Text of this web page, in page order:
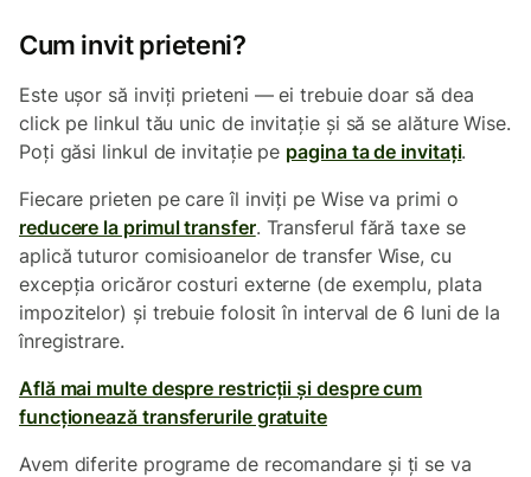
Cum invit prieteni?
Este ușor să inviți prieteni — ei trebuie doar să dea
click pe linkul tău unic de invitație și să se alăture Wise.
Poți găsi linkul de invitație pe pagina ta de invitați.
Fiecare prieten pe care îl inviți pe Wise va primi o
reducere la primul transfer. Transferul fără taxe se
aplică tuturor comisioanelor de transfer Wise, cu
excepția oricăror costuri externe (de exemplu, plata
impozitelor) și trebuie folosit în interval de 6 luni de la
înregistrare.
Află mai multe despre restricții și despre cum
funcționează transferurile gratuite
Avem diferite programe de recomandare și ți se va